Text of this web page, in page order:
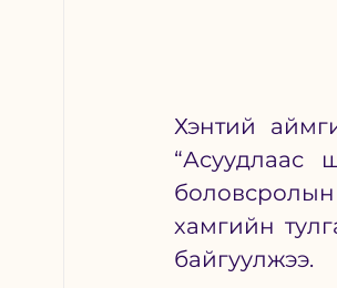
Хэнтий
“Асуудлаас
хамгийн
байгуулжээ.